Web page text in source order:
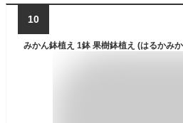
10
みかん鉢植え 1鉢 果樹鉢植え (はるかみ